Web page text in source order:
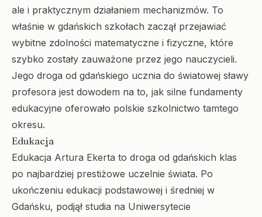
ale i praktycznym działaniem mechanizmów. To
właśnie w gdańskich szkołach zaczął przejawiać
wybitne zdolności matematyczne i fizyczne, które
szybko zostały zauważone przez jego nauczycieli.
Jego droga od gdańskiego ucznia do światowej sławy
profesora jest dowodem na to, jak silne fundamenty
edukacyjne oferowało polskie szkolnictwo tamtego
okresu.
Edukacja
Edukacja Artura Ekerta to droga od gdańskich klas
po najbardziej prestiżowe uczelnie świata. Po
ukończeniu edukacji podstawowej i średniej w
Gdańsku, podjął studia na Uniwersytecie